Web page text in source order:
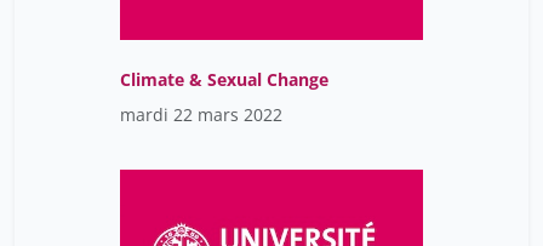
Yaron Michal
Yassine Camille
Climate & Sexual Change
mardi 22 mars 2022